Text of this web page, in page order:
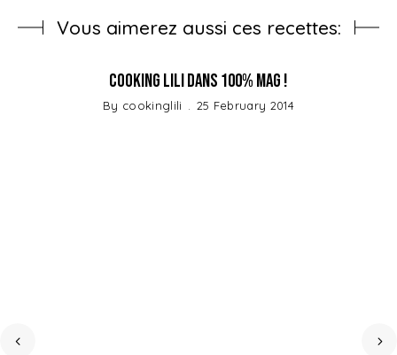
Vous aimerez aussi ces recettes:
Cooking Lili dans 100% Mag !
By cookinglili 25 February 2014